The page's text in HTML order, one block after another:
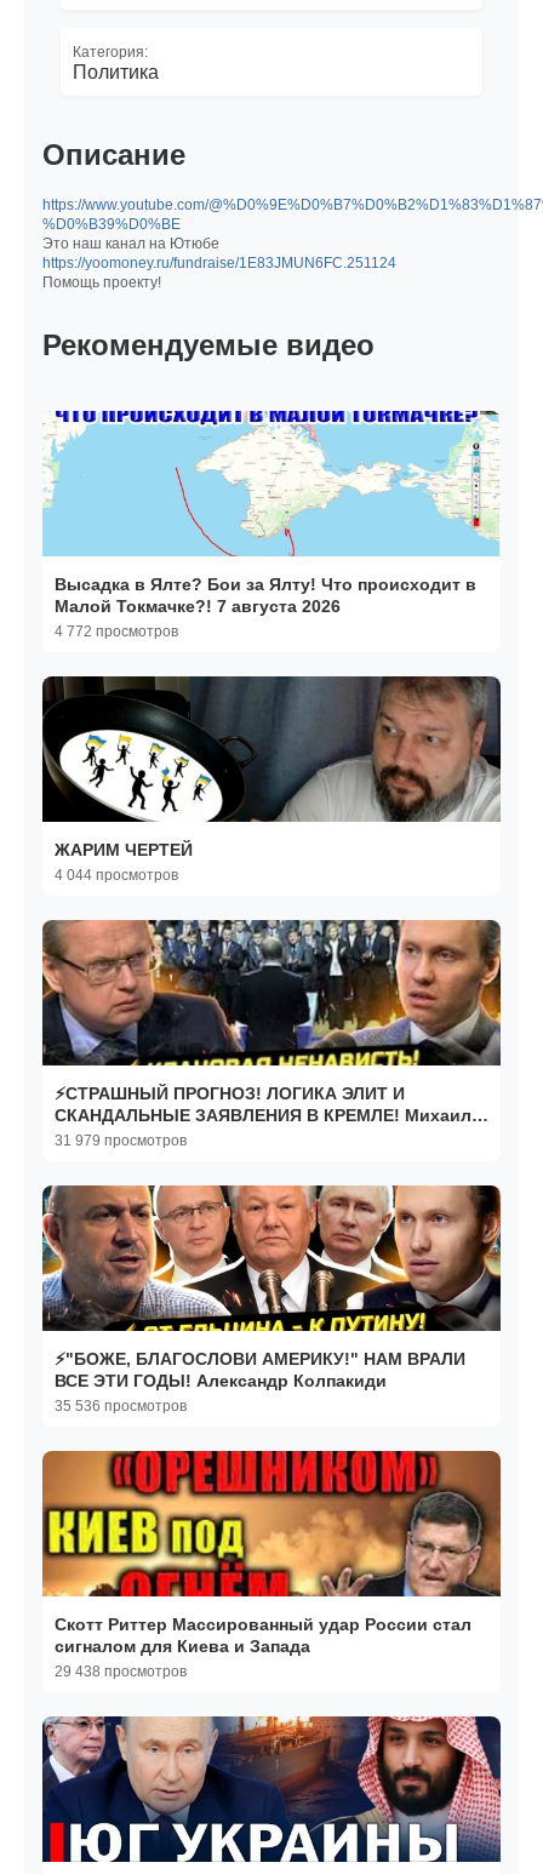
Категория:
Политика
Описание
https://www.youtube.com/
%D0%B39%D0%BE
Это наш канал на Ютюбе
https://yoomoney.ru/fundraise/1E83JMUN6FC.251124
Помощь проекту!
Рекомендуемые видео
Высадка в Ялте? Бои за Ялту! Что происходит в
Малой Токмачке?! 7 августа 2026
4 772 просмотров
ЖАРИМ ЧЕРТЕЙ
4 044 просмотров
⚡️СТРАШНЫЙ ПРОГНОЗ! ЛОГИКА ЭЛИТ И
СКАНДАЛЬНЫЕ ЗАЯВЛЕНИЯ В КРЕМЛЕ! Михаил
Делягин
31 979 просмотров
⚡️"БОЖЕ, БЛАГОСЛОВИ АМЕРИКУ!" НАМ ВРАЛИ
ВСЕ ЭТИ ГОДЫ! Александр Колпакиди
35 536 просмотров
Скотт Риттер Массированный удар России стал
сигналом для Киева и Запада
29 438 просмотров